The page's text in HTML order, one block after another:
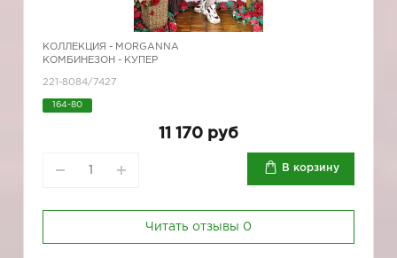
КОЛЛЕКЦИЯ - MORGANNA
КОМБИНЕЗОН - КУПЕР
221-8084/7427
164-80
11 170 руб
В корзину
Читать отзывы 0